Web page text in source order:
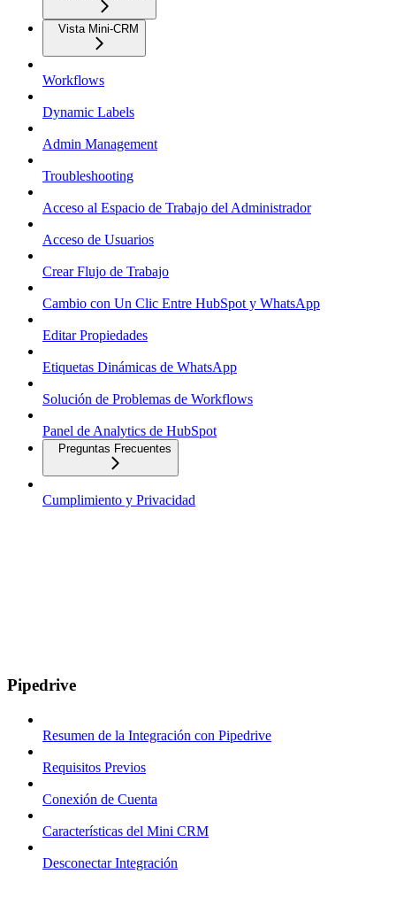
Vista Mini-CRM
Workflows
Dynamic Labels
Admin Management
Troubleshooting
Acceso al Espacio de Trabajo del Administrador
Acceso de Usuarios
Crear Flujo de Trabajo
Cambio con Un Clic Entre HubSpot y WhatsApp
Editar Propiedades
Etiquetas Dinámicas de WhatsApp
Solución de Problemas de Workflows
Panel de Analytics de HubSpot
Preguntas Frecuentes
Cumplimiento y Privacidad
Pipedrive
Resumen de la Integración con Pipedrive
Requisitos Previos
Conexión de Cuenta
Características del Mini CRM
Desconectar Integración